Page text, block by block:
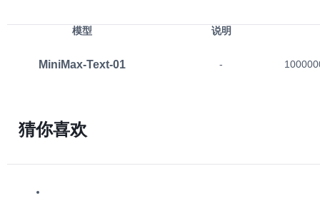
Hunyuan（获取任务结果）
Chat（字节豆包图片生成）
模型 说明
MiniMax-Text-01 -
猜你喜欢